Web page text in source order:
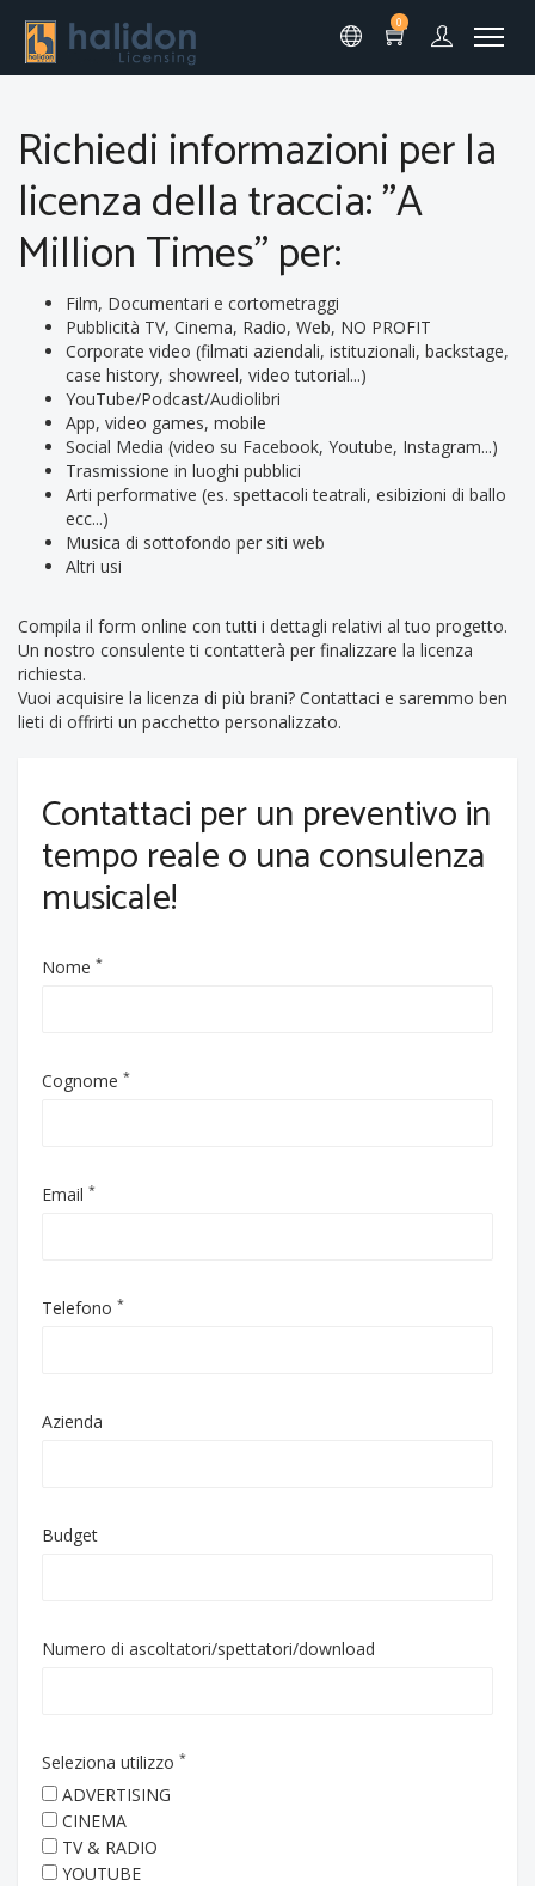
0
Richiedi informazioni per la
licenza della traccia: "A
Million Times" per:
Film, Documentari e cortometraggi
Pubblicità TV, Cinema, Radio, Web, NO PROFIT
Corporate video (filmati aziendali, istituzionali, backstage,
case history, showreel, video tutorial...)
YouTube/Podcast/Audiolibri
App, video games, mobile
Social Media (video su Facebook, Youtube, Instagram...)
Trasmissione in luoghi pubblici
Arti performative (es. spettacoli teatrali, esibizioni di ballo
ecc...)
Musica di sottofondo per siti web
Altri usi
Compila il form online con tutti i dettagli relativi al tuo progetto.
Un nostro consulente ti contatterà per finalizzare la licenza
richiesta.
Vuoi acquisire la licenza di più brani? Contattaci e saremmo ben
lieti di offrirti un pacchetto personalizzato.
Contattaci per un preventivo in
tempo reale o una consulenza
musicale!
Nome *
Cognome *
Email *
Telefono *
Azienda
Budget
Numero di ascoltatori/spettatori/download
Seleziona utilizzo *
ADVERTISING
CINEMA
TV & RADIO
YOUTUBE